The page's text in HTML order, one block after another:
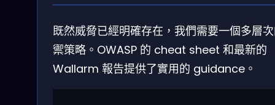
既然威脅已經明確存在，我們需要一個多層
禦策略。OWASP 的 cheat sheet 和最新的
Wallarm 報告提供了實用的 guidance。